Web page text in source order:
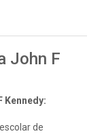
John F
Kennedy:
de